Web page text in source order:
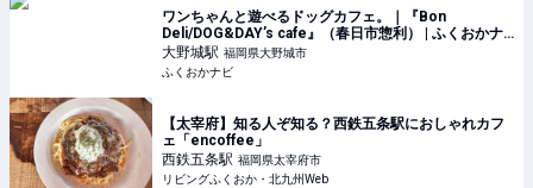
ワンちゃんと遊べるドッグカフェ。｜『Bon
Deli/DOG&DAY’s cafe』（春日市惣利） | ふくおかナ
ビ
大野城駅 福岡県大野城市
ふくおかナビ
【太宰府】知る人ぞ知る？西鉄五条駅におしゃれカフ
ェ「encoffee」
西鉄五条駅 福岡県太宰府市
リビングふくおか・北九州Web